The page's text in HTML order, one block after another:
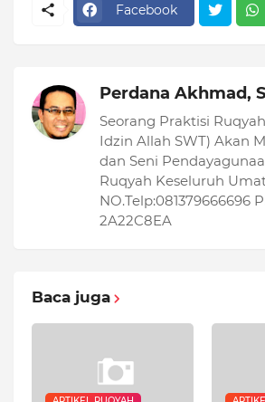
Facebook
Perdana Akhmad,
Seorang Praktisi
Idzin Allah SWT) Akan
dan Seni
Ruqyah Keseluruh
NO.Telp:081379666696
2A22C8EA
Baca juga